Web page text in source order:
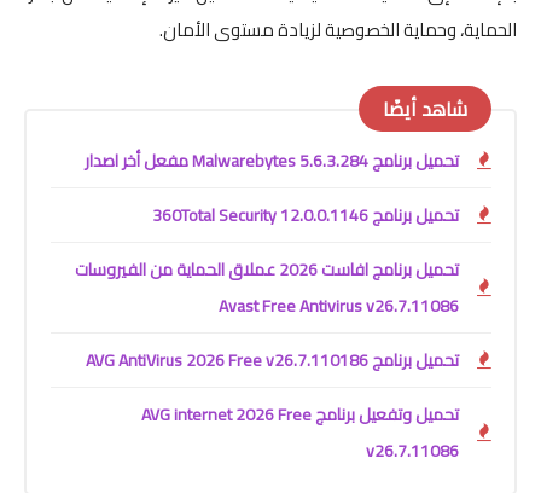
الحماية، وحماية الخصوصية لزيادة مستوى الأمان.
شاهد أيضًا
تحميل برنامج Malwarebytes 5.6.3.284 مفعل أخر اصدار
تحميل برنامج 360Total Security 12.0.0.1146
تحميل برنامج افاست 2026 عملاق الحماية من الفيروسات
Avast Free Antivirus v26.7.11086
تحميل برنامج AVG AntiVirus 2026 Free v26.7.110186
تحميل وتفعيل برنامج AVG internet 2026 Free
v26.7.11086